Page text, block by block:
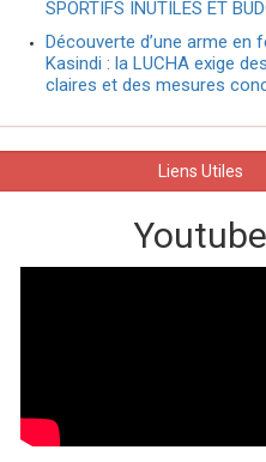
SPORTIFS INUTILES ET
Découverte d’une arme en
Kasindi : la LUCHA exige
claires et des mesures
Liens Utiles
Youtube